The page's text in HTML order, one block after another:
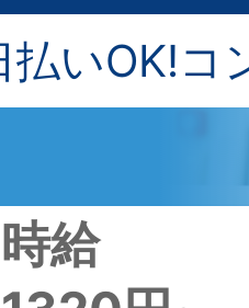
いOK!コ
時給